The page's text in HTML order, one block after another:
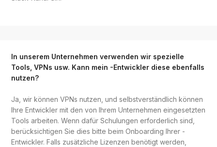
In unserem Unternehmen verwenden wir spezielle
Tools, VPNs usw. Kann mein -Entwickler diese ebenfalls
nutzen?
Ja, wir können VPNs nutzen, und selbstverständlich können
Ihre Entwickler mit den von Ihrem Unternehmen eingesetzten
Tools arbeiten. Wenn dafür Schulungen erforderlich sind,
berücksichtigen Sie dies bitte beim Onboarding Ihrer -
Entwickler. Falls zusätzliche Lizenzen benötigt werden,